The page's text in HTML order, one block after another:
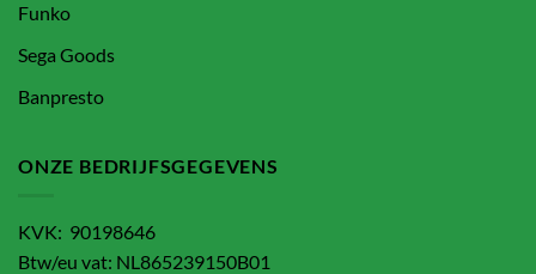
Funko
Sega Goods
Banpresto
ONZE BEDRIJFSGEGEVENS
KVK: 90198646
Btw/eu vat: NL865239150B01